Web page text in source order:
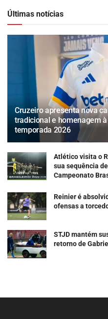
Últimas notícias
Cruzeiro apresenta nova
tradicional e homenagem
temporada 2026
Atlético visita o
sua sequência
Campeonato
Reinier é
ofensas a
STJD mantém
retorno de